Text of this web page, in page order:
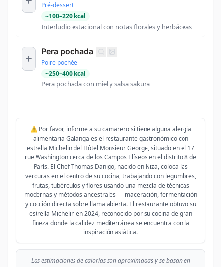
Pré-dessert
~100–220 kcal
Interludio estacional con notas florales y herbáceas
Pera pochada
Poire pochée
~250–400 kcal
Pera pochada con miel y salsa sakura
⚠️ Por favor, informe a su camarero si tiene alguna alergia
alimentaria Galanga es el restaurante gastronómico con
estrella Michelin del Hôtel Monsieur George, situado en el 17
rue Washington cerca de los Campos Elíseos en el distrito 8 de
París. El Chef Thomas Danigo, nacido en Niza, coloca las
verduras en el centro de su cocina, trabajando con legumbres,
frutas, tubérculos y flores usando una mezcla de técnicas
modernas y métodos ancestrales — maceración, fermentación
y cocción directa sobre llama abierta. El restaurante obtuvo su
estrella Michelin en 2024, reconocido por su cocina de gran
fineza donde la calidez mediterránea se encuentra con la
inspiración asiática.
Las estimaciones de calorías son aproximadas y se basan en